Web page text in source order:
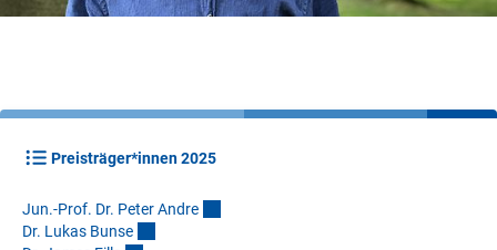
Preisträger*innen 2025
Jun.-Prof. Dr. Peter Andre
Dr. Lukas Bunse